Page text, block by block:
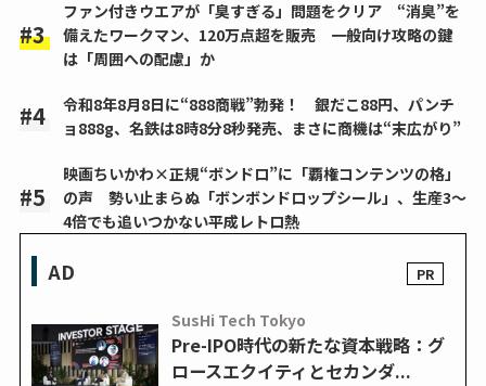
ファン付きウエアが「臭すぎる」問題をクリア “消臭”を
備えたワークマン、120万点超を販売 一般向け攻略の鍵
は「周囲への配慮」か
令和8年8月8日に“888商戦”勃発！ 銀だこ88円、パンチ
ョ888g、名鉄は8時8分8秒発売、まさに商機は“末広がり”
映画ちいかわ×正規“ボンドロ”に「覇権コンテンツの格」
の声 勢い止まらぬ「ボンボンドロップシール」、生産3～
4倍でも追いつかない平成レトロ熱
AD
SusHi Tech Tokyo
Pre-IPO時代の新たな資本戦略：グ
ロースエクイティとセカンダ...